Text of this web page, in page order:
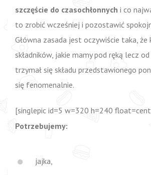
szczęście do czasochłonnych i co
to zrobić wcześniej i pozostawić
Główna zasada jest oczywiście taka, że
składników, jakie mamy pod ręką lecz
trzymał się składu przedstawionego
się fenomenalnie.
[singlepic id=5 w=320 h=240
Potrzebujemy:
jajka,